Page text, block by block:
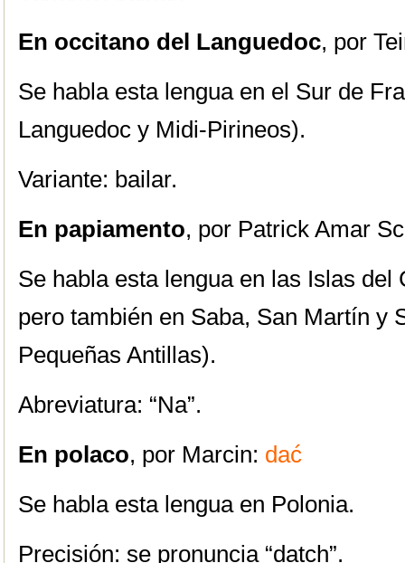
En occitano del Languedoc, por
Se habla esta lengua en el Sur de
Languedoc y Midi-Pirineos).
Variante: bailar.
En papiamento, por Patrick Amar
Se habla esta lengua en las Islas del
pero también en Saba, San Martín y
Pequeñas Antillas).
Abreviatura: “Na”.
En polaco, por Marcin: dać
Se habla esta lengua en Polonia.
Precisión: se pronuncia “datch”.